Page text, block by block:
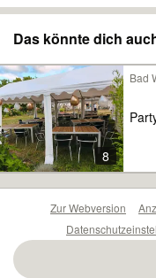
Das könnte dich
8
Bad
Zur Webversion